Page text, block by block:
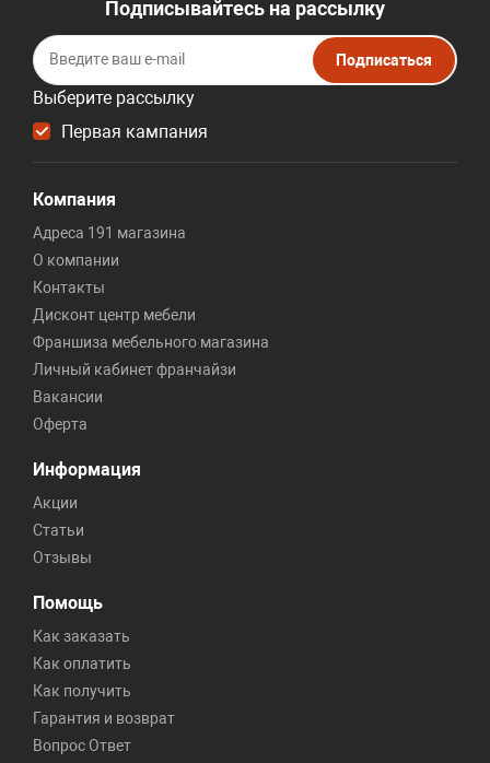
Подписывайтесь на рассылку
Выберите рассылку
Первая кампания
Подписаться
Компания
Адреса 191 магазина
О компании
Контакты
Дисконт центр мебели
Франшиза мебельного магазина
Личный кабинет франчайзи
Вакансии
Оферта
Информация
Акции
Статьи
Отзывы
Помощь
Как заказать
Как оплатить
Как получить
Гарантия и возврат
Вопрос Ответ